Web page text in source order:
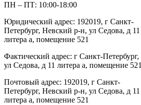
ПН – ПТ: 10:00-18:00
Юридический адрес: 192019, г Санкт-
Петербург, Невский р-н, ул Седова, д 11
литера а, помещение 521
Фактический адрес: г Санкт-Петербург,
ул Седова, д 11 литера а, помещение 521
Почтовый адрес: 192019, г Санкт-
Петербург, Невский р-н, ул Седова, д 11
литера а, помещение 521